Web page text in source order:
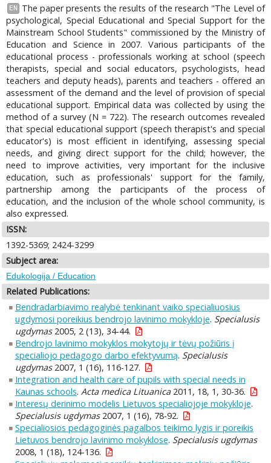
EN
The paper presents the results of the research "The Level of
psychological, Special Educational and Special Support for the
Mainstream School Students" commissioned by the Ministry of
Education and Science in 2007. Various participants of the
educational process - professionals working at school (speech
therapists, special and social educators, psychologists, head
teachers and deputy heads), parents and teachers - offered an
assessment of the demand and the level of provision of special
educational support. Empirical data was collected by using the
method of a survey (N = 722). The research outcomes revealed
that special educational support (speech therapist's and special
educator's) is most efficient in identifying, assessing special
needs, and giving direct support for the child; however, the
need to improve activities, very important for the inclusive
education, such as professionals' support for the family,
partnership among the participants of the process of
education, and the inclusion of the whole school community, is
also expressed.
ISSN:
1392-5369; 2424-3299
Subject area:
Edukologija / Education
Related Publications:
Bendradarbiavimo realybė tenkinant vaiko specialiuosius
ugdymosi poreikius bendrojo lavinimo mokykloje. Specialusis
ugdymas2005, 2 (13), 34-44.
Bendrojo lavinimo mokyklos mokytojų ir tėvų požiūris į
specialiojo pedagogo darbo efektyvumą. Specialusis
ugdymas2007, 1 (16), 116-127.
Integration and health care of pupils with special needs in
Kaunas schools. Acta medica Lituanica2011, 18, 1, 30-36.
Interesų derinimo modelis Lietuvos specialiojoje mokykloje.
Specialusis ugdymas2007, 1 (16), 78-92.
Specialiosios pedagoginės pagalbos teikimo lygis ir poreikis
Lietuvos bendrojo lavinimo mokyklose. Specialusis ugdymas
2008, 1 (18), 124-136.